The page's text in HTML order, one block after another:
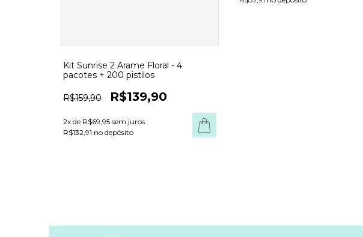
Kit Sunrise 2 Arame Floral - 4
pacotes + 200 pistilos
R$159,90 R$139,90
2x de R$69,95 sem juros
R$132,91 no depósito